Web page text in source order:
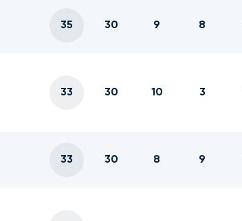
35 30 9 8
33 30 10 3
33 30 8 9